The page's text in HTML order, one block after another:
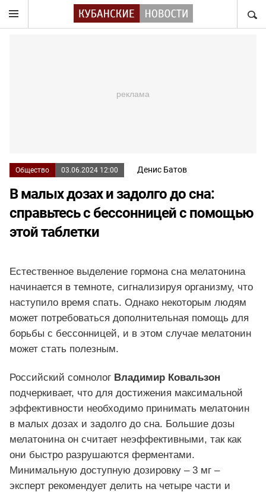
Общество 03.06.2024 12:00 Денис Батов
В малых дозах и задолго до сна:
справьтесь с бессонницей с помощью
этой таблетки
Естественное выделение гормона сна мелатонина
начинается в темноте, сигнализируя организму, что
наступило время спать. Однако некоторым людям
может потребоваться дополнительная помощь для
борьбы с бессонницей, и в этом случае мелатонин
может стать полезным.
Российский сомнолог Владимир Ковальзон
подчеркивает, что для достижения максимальной
эффективности необходимо принимать мелатонин
в малых дозах и задолго до сна. Большие дозы
мелатонина он считает неэффективными, так как
они быстро разрушаются ферментами.
Минимальную доступную дозировку – 3 мг –
эксперт рекомендует делить на четыре части и